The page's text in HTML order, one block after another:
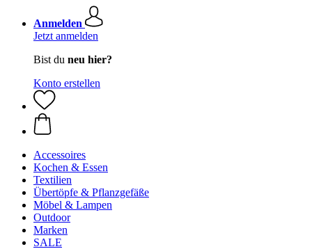
Anmelden
Jetzt anmelden
Bist du neu hier?
Konto erstellen
Accessoires
Kochen & Essen
Textilien
Übertöpfe & Pflanzgefäße
Möbel & Lampen
Outdoor
Marken
SALE